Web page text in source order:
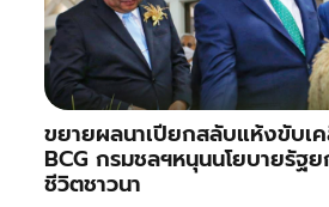
ขยายผลนาเปียกสลับแห้งขับเ
BCG กรมชลฯหนุนนโยบายรัฐ
ชีวิตชาวนา